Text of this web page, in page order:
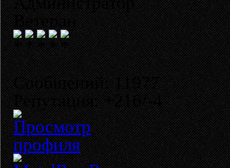
Ветеран
Сообщений: 11977
Репутация: +216/-4